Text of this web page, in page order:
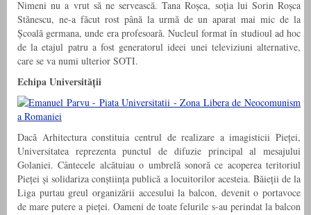
Nimeni nu a vrut să ne servească. Tana Roșca, soția lui Sorin Roșca
Stănescu, ne-a făcut rost până la urmă de un aparat mai mic de la
Școală germana, unde era profesoară. Nucleul format în studioul ad hoc
de la etajul patru a fost generatorul ideei unei televiziuni alternative,
care se va numi ulterior SOTI.
Echipa Universității
Dacă Arhitectura constituia centrul de realizare a imagisticii Pieței,
Universitatea reprezenta punctul de difuzie principal al mesajului
Golaniei. Cântecele alcătuiau o umbrelă sonoră ce acoperea teritoriul
Pieței și solidariza conștiința publică a locuitorilor acesteia. Băieții de la
Liga purtau greul organizării accesului la balcon, devenit o portavoce
de mare putere a pieței. Oameni de toate felurile s-au perindat la balcon